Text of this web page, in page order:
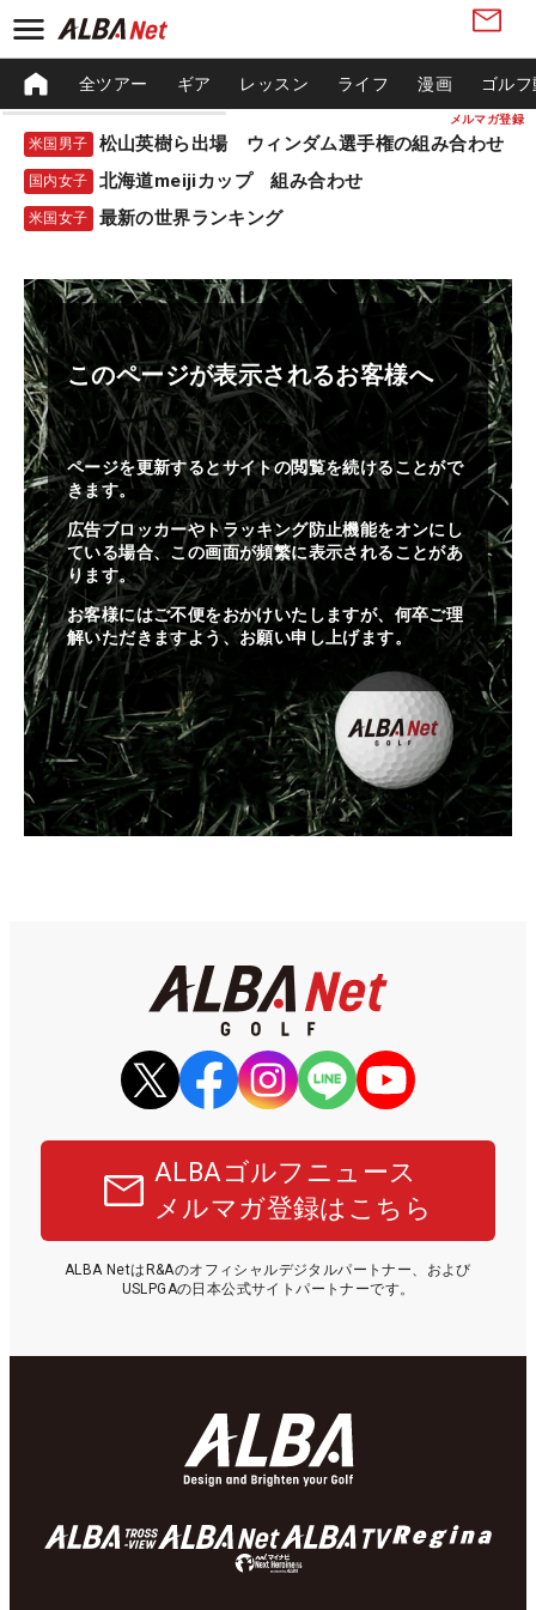
メルマガ登録
全ツアー ギア レッスン ライフ 漫画 ゴル
米国男子 松山英樹ら出場 ウィンダム選手権の組み合わせ
国内女子 北海道meijiカップ 組み合わせ
米国女子 最新の世界ランキング
このページが表示されるお客様へ
ページを更新するとサイトの閲覧を続けることがで
きます。
広告ブロッカーやトラッキング防止機能をオンにし
ている場合、この画面が頻繁に表示されることがあ
ります。
お客様にはご不便をおかけいたしますが、何卒ご理
解いただきますよう、お願い申し上げます。
ALBAゴルフニュース
メルマガ登録はこちら
ALBA NetはR&Aのオフィシャルデジタルパートナー、および
USLPGAの日本公式サイトパートナーです。